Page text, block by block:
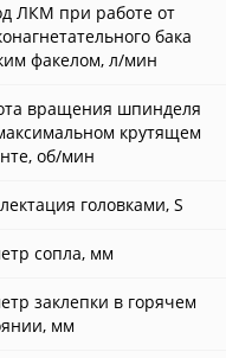
ЛКМ при работе от
бака
факелом, л/мин
вращения шпинделя
крутящем
об/мин
головками, S
сопла, мм
заклепки в горячем
мм